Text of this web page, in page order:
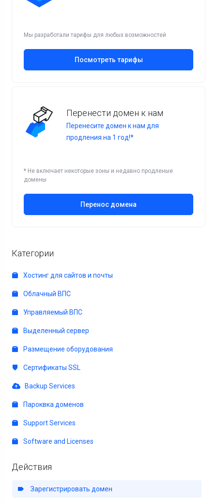
Категории
Хостинг для сайтов и почты
Облачный ВПС
Управляемый ВПС
Выделенный сервер
Размещение оборудования
Сертификаты SSL
Backup Services
Пароквка доменов
Support Services
Software and Licenses
Действия
Зарегистрировать домен
Мы разработали тарифы для любых возможностей
Посмотреть тарифы
Перенести домен к нам
Перенесите домен к нам для
продления на 1 год!*
* Не включает некоторые зоны и недавно продленые
домены
Перенос домена